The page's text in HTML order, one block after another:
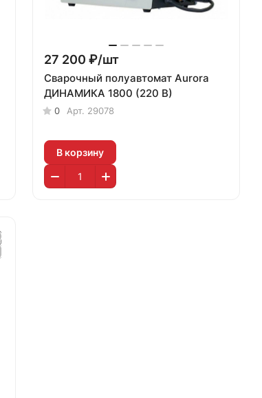
27 200 ₽/шт
Сварочный полуавтомат Aurora
ДИНАМИКА 1800 (220 В)
0 Арт. 29078
В корзину